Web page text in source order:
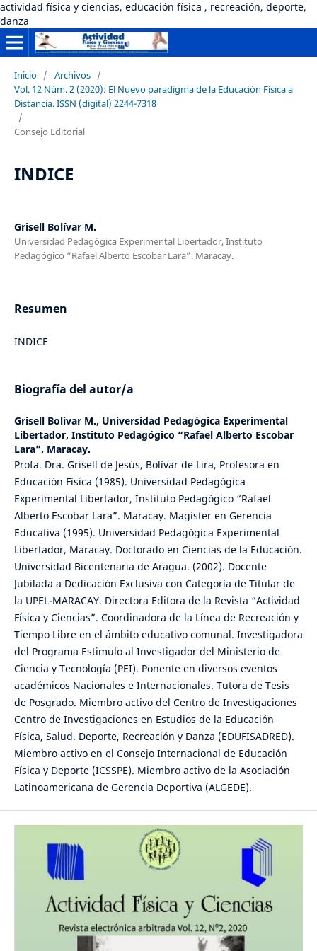
actividad física y ciencias, educación física , recreación, deporte,
danza
Inicio / Archivos /
Vol. 12 Núm. 2 (2020): El Nuevo paradigma de la Educación Física a
Distancia. ISSN (digital) 2244-7318
/
Consejo Editorial
INDICE
Grisell Bolívar M.
Universidad Pedagógica Experimental Libertador, Instituto
Pedagógico “Rafael Alberto Escobar Lara”. Maracay.
Resumen
INDICE
Biografía del autor/a
Grisell Bolívar M., Universidad Pedagógica Experimental
Libertador, Instituto Pedagógico “Rafael Alberto Escobar
Lara”. Maracay.
Profa. Dra. Grisell de Jesús, Bolívar de Lira, Profesora en
Educación Física (1985). Universidad Pedagógica
Experimental Libertador, Instituto Pedagógico “Rafael
Alberto Escobar Lara”. Maracay. Magíster en Gerencia
Educativa (1995). Universidad Pedagógica Experimental
Libertador, Maracay. Doctorado en Ciencias de la Educación.
Universidad Bicentenaria de Aragua. (2002). Docente
Jubilada a Dedicación Exclusiva con Categoría de Titular de
la UPEL-MARACAY. Directora Editora de la Revista “Actividad
Física y Ciencias”. Coordinadora de la Línea de Recreación y
Tiempo Libre en el ámbito educativo comunal. Investigadora
del Programa Estimulo al Investigador del Ministerio de
Ciencia y Tecnología (PEI). Ponente en diversos eventos
académicos Nacionales e Internacionales. Tutora de Tesis
de Posgrado. Miembro activo del Centro de Investigaciones
Centro de Investigaciones en Estudios de la Educación
Física, Salud. Deporte, Recreación y Danza (EDUFISADRED).
Miembro activo en el Consejo Internacional de Educación
Física y Deporte (ICSSPE). Miembro activo de la Asociación
Latinoamericana de Gerencia Deportiva (ALGEDE).